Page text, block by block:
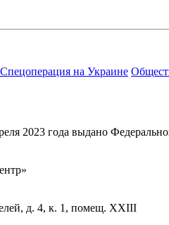
Спецоперация на Украине
2023 года выдано
д. 4, к. 1, помещ. XXIII